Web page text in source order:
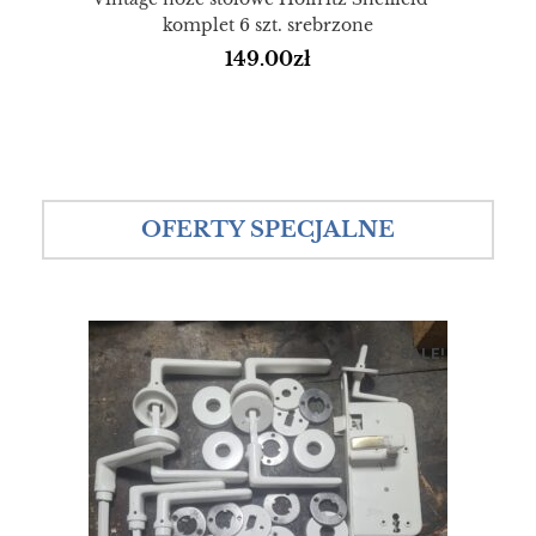
komplet 6 szt. srebrzone
149.00zł
OFERTY SPECJALNE
SALE!